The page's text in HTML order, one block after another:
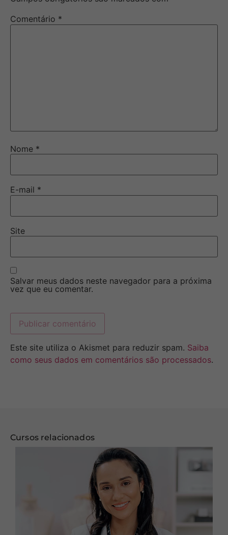
Comentário *
Nome *
E-mail *
Site
Salvar meus dados neste navegador para a próxima
vez que eu comentar.
Este site utiliza o Akismet para reduzir spam. Saiba
como seus dados em comentários são processados.
Cursos relacionados